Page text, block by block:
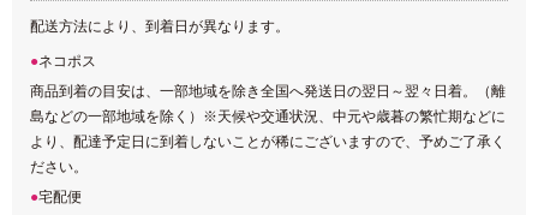
配送方法により、到着日が異なります。
ネコポス
商品到着の目安は、一部地域を除き全国へ発送日の翌日～翌々日着。（離
島などの一部地域を除く）※天候や交通状況、中元や歳暮の繁忙期などに
より、配達予定日に到着しないことが稀にございますので、予めご了承く
ださい。
宅配便